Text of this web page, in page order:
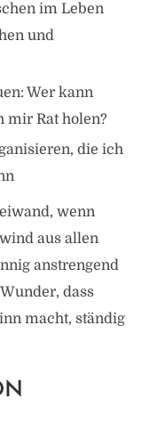
im Leben
und
Wer kann
mir Rat holen?
die ich
wenn
aus allen
anstrengend
dass
macht, ständig